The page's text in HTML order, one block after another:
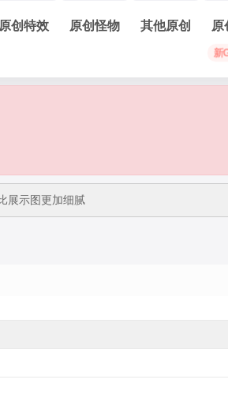
原创特效 原创怪物 其他原创 原
新
展示图更加细腻